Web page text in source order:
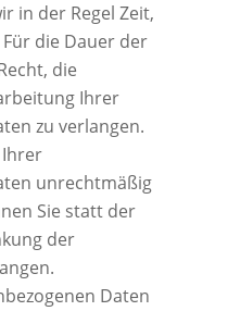
in der Regel Zeit,
die Dauer der
die
Ihrer
zu verlangen.
unrechtmäßig
Sie statt der
der
Daten